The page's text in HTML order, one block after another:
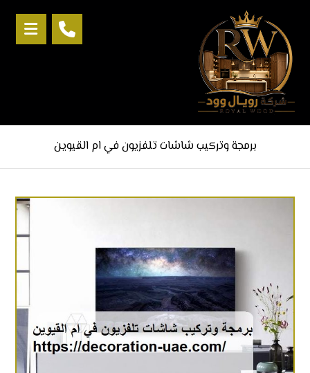
برمجة وتركيب شاشات تلفزيون في ام القيوين